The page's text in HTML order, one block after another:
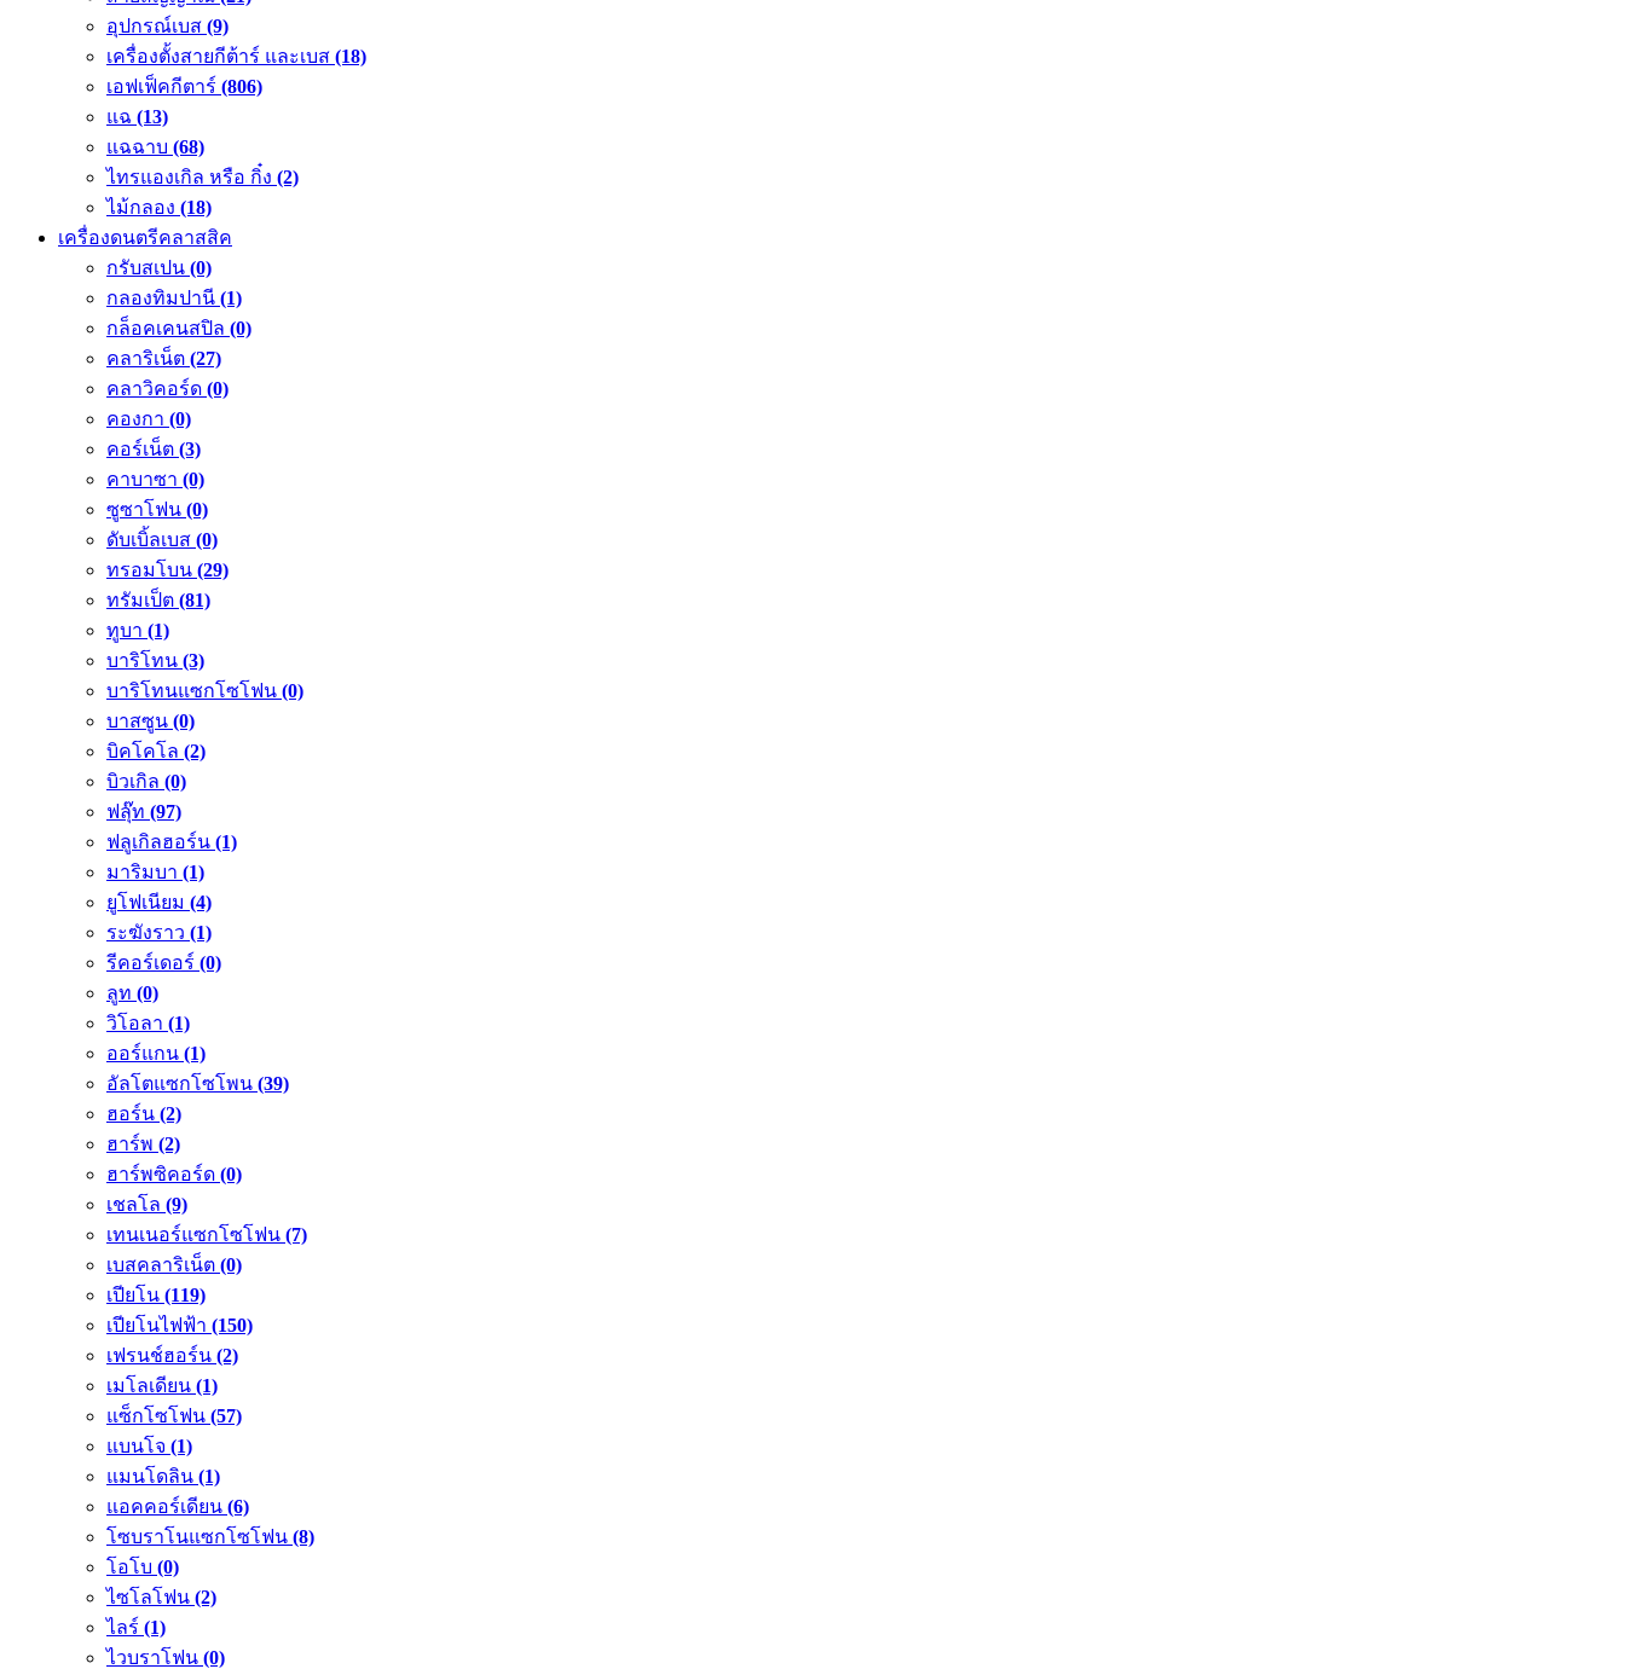
อุปกรณ์เบส (9)
เครื่องตั้งสายกีต้าร์ และเบส (18)
เอฟเฟ็คกีตาร์ (806)
แฉ (13)
แฉฉาบ (68)
ไทรแองเกิล หรือ กิ๋ง (2)
ไม้กลอง (18)
เครื่องดนตรีคลาสสิค
กรับสเปน (0)
กลองทิมปานี (1)
กล็อคเคนสปิล (0)
คลาริเน็ต (27)
คลาวิคอร์ด (0)
คองกา (0)
คอร์เน็ต (3)
คาบาซา (0)
ซูซาโฟน (0)
ดับเบิ้ลเบส (0)
ทรอมโบน (29)
ทรัมเป็ต (81)
ทูบา (1)
บาริโทน (3)
บาริโทนแซกโซโฟน (0)
บาสซูน (0)
บิคโคโล (2)
บิวเกิล (0)
ฟลุ๊ท (97)
ฟลูเกิลฮอร์น (1)
มาริมบา (1)
ยูโฟเนียม (4)
ระฆังราว (1)
รีคอร์เดอร์ (0)
ลูท (0)
วิโอลา (1)
ออร์แกน (1)
อัลโตแซกโซโพน (39)
ฮอร์น (2)
ฮาร์พ (2)
ฮาร์พซิคอร์ด (0)
เชลโล (9)
เทนเนอร์แซกโซโฟน (7)
เบสคลาริเน็ต (0)
เปียโน (119)
เปียโนไฟฟ้า (150)
เฟรนช์ฮอร์น (2)
เมโลเดียน (1)
แซ็กโซโฟน (57)
แบนโจ (1)
แมนโดลิน (1)
แอคคอร์เดียน (6)
โซบราโนแซกโซโฟน (8)
โอโบ (0)
ไซโลโฟน (2)
ไลร์ (1)
ไวบราโฟน (0)